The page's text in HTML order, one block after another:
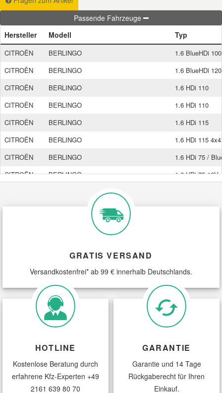
Passende Fahrzeuge
Hersteller
Modell Typ
CITROËN BERLINGO
1.6 BlueHDi 100
CITROËN
BERLINGO
1.6 BlueHDi 120
CITROËN
BERLINGO
1.6 HDi 110
CITROËN
BERLINGO
1.6 HDi 110
CITROËN
BERLINGO
1.6 HDi 115
CITROËN
BERLINGO
1.6 HDi 115 4x4
CITROËN
BERLINGO
1.6 HDi 75 /
CITROËN
BERLINGO
1.6 HDi 75 16V
CITROËN
BERLINGO
1.6 HDi 90
BERLINGO
CITROËN
BERLINGO Kasten
1.6 BlueHDi
BERLINGO Kasten
1.6 BlueHDi 120
BERLINGO Kasten
BERLINGO Kasten
1.6 HDi 110
CITROËN
BERLINGO Kasten
1.6 HDi 110
BERLINGO Kasten
GRATIS VERSAND
Versandkostenfrei* ab 99 € innerhalb Deutschlands.
HOTLINE
Kostenlose Beratung durch
erfahrene Kfz-Experten +49
2161 639 80 70
GARANTIE
Garantie und 14 Tage
Rückgaberecht für Ihren
Einkauf.
Suzuki Ersatzteile
Toyota Ersatzteile
Vauxhall Ersatzteile
Volvo Ersatzteile